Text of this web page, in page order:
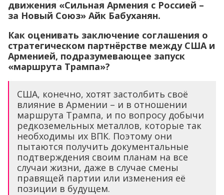
движения «Сильная Армения с Россией –
за Новый Союз» Айк Бабуханян.
Как оценивать заключение соглашения о
стратегическом партнёрстве между США и
Арменией, подразумевающее запуск
«маршрута Трампа»?
США, конечно, хотят застолбить своё
влияние в Армении – и в отношении
маршрута Трампа, и по вопросу добычи
редкоземельных металлов, которые так
необходимы их ВПК. Поэтому они
пытаются получить документальные
подтверждения своим планам на все
случаи жизни, даже в случае смены
правящей партии или изменения её
позиции в будущем.